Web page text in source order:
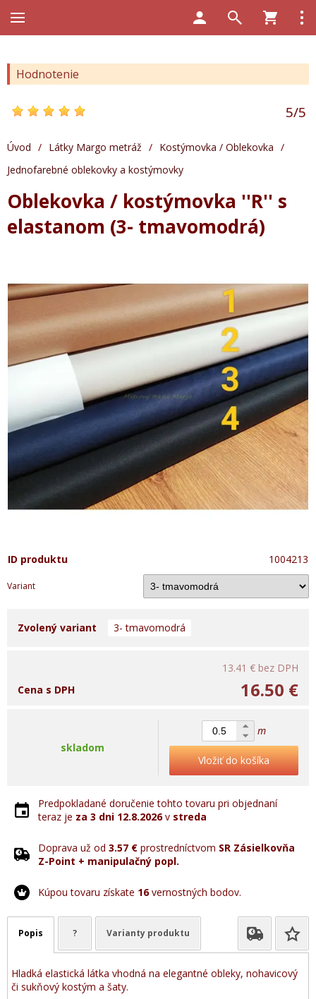
Hodnotenie
5/5
Úvod / Látky Margo metráž / Kostýmovka / Oblekovka /
Jednofarebné oblekovky a kostýmovky
Oblekovka / kostýmovka ''R'' s
elastanom (3- tmavomodrá)
ID produktu 1004213
Variant
Zvolený variant 3- tmavomodrá
13.41 € bez DPH
16.50 €
Cena s DPH
skladom
m
Vložiť do košíka
Predpokladané doručenie tohto tovaru pri objednaní
teraz je za 3 dni 12.8.2026v streda
Doprava už od 3.57 € prostredníctvom SR Zásielkovňa
Z-Point + manipulačný popl.
Kúpou tovaru získate 16vernostných bodov.
Popis ? Varianty produktu
Hladká elastická látka vhodná na elegantné obleky, nohavicový
či sukňový kostým a šaty.